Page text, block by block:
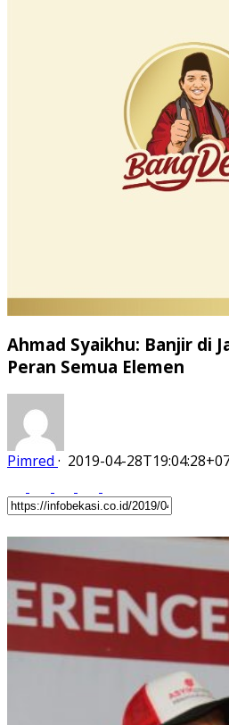
Ahmad Syaikhu: Banjir di
Peran Semua Elemen
Pimred · 2019-04-